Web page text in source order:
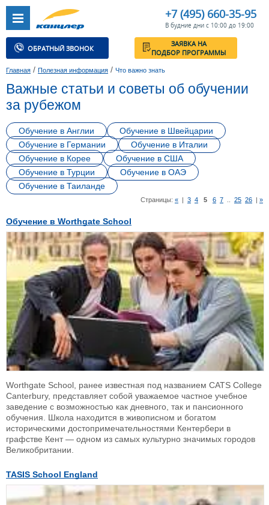
+7 (495) 660-35-95
В будние дни с 10:00 до 19:00
ОБРАТНЫЙ ЗВОНОК
ЗАЯВКА НА
ПОДБОР ПРОГРАММЫ
Главная / Полезная информация / Что важно знать
Важные статьи и советы об обучении
за рубежом
Обучение в Англии
Обучение в Швейцарии
Обучение в Германии
Обучение в Италии
Обучение в Корее
Обучение в США
Обучение в Турции
Обучение в ОАЭ
Обучение в Таиланде
Страницы: « | 3 4 5 6 7 25 26 | »
Обучение в Worthgate School
Worthgate School, ранее известная под названием CATS College
Canterbury, представляет собой уважаемое частное учебное
заведение с возможностью как дневного, так и пансионного
обучения. Школа находится в живописном и богатом
историческими достопримечательностями Кентербери в
графстве Кент — одном из самых культурно значимых городов
Великобритании.
TASIS School England